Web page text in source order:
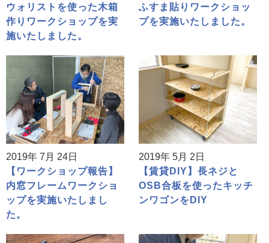
ウォリストを使った木箱
作りワークショップを実
施いたしました。
ふすま貼りワークショッ
プを実施いたしました。
2019年 7月 24日
【ワークショップ報告】
内窓フレームワークショ
ップを実施いたしまし
た。
2019年 5月 2日
【賃貸DIY】長ネジと
OSB合板を使ったキッチ
ンワゴンをDIY